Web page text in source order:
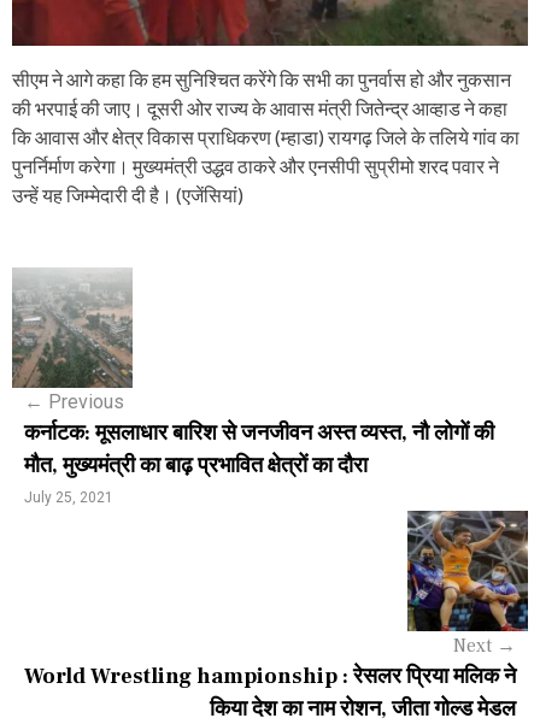
सीएम ने आगे कहा कि हम सुनिश्चित करेंगे कि सभी का पुनर्वास हो और नुकसान
की भरपाई की जाए। दूसरी ओर राज्य के आवास मंत्री जितेन्द्र आव्हाड ने कहा
कि आवास और क्षेत्र विकास प्राधिकरण (म्हाडा) रायगढ़ जिले के तलिये गांव का
पुनर्निर्माण करेगा। मुख्यमंत्री उद्धव ठाकरे और एनसीपी सुप्रीमो शरद पवार ने
उन्हें यह जिम्मेदारी दी है। (एजेंसियां)
P
o
s
n
a
a
← Previous
कर्नाटक: मूसलाधार बारिश से जनजीवन अस्त व्यस्त, नौ लोगों की
मौत, मुख्यमंत्री का बाढ़ प्रभावित क्षेत्रों का दौरा
July 25, 2021
Next →
World Wrestling hampionship : रेसलर प्रिया मलिक ने
किया देश का नाम रोशन, जीता गोल्ड मेडल